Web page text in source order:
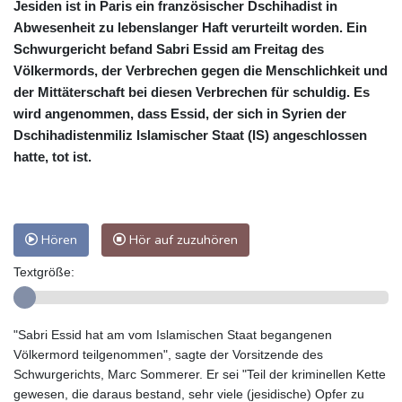
Jesiden ist in Paris ein französischer Dschihadist in
Abwesenheit zu lebenslanger Haft verurteilt worden. Ein
Schwurgericht befand Sabri Essid am Freitag des
Völkermords, der Verbrechen gegen die Menschlichkeit und
der Mittäterschaft bei diesen Verbrechen für schuldig. Es
wird angenommen, dass Essid, der sich in Syrien der
Dschihadistenmiliz Islamischer Staat (IS) angeschlossen
hatte, tot ist.
Hören Hör auf zuzuhören
Textgröße:
"Sabri Essid hat am vom Islamischen Staat begangenen
Völkermord teilgenommen", sagte der Vorsitzende des
Schwurgerichts, Marc Sommerer. Er sei "Teil der kriminellen Kette
gewesen, die daraus bestand, sehr viele (jesidische) Opfer zu